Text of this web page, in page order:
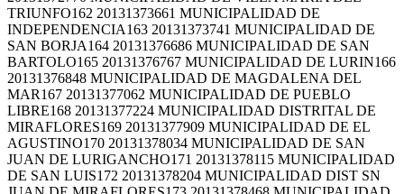
TRIUNFO162 20131373661 MUNICIPALIDAD DE
INDEPENDENCIA163 20131373741 MUNICIPALIDAD DE
SAN BORJA164 20131376686 MUNICIPALIDAD DE SAN
BARTOLO165 20131376767 MUNICIPALIDAD DE LURIN166
20131376848 MUNICIPALIDAD DE MAGDALENA DEL
MAR167 20131377062 MUNICIPALIDAD DE PUEBLO
LIBRE168 20131377224 MUNICIPALIDAD DISTRITAL DE
MIRAFLORES169 20131377909 MUNICIPALIDAD DE EL
AGUSTINO170 20131378034 MUNICIPALIDAD DE SAN
JUAN DE LURIGANCHO171 20131378115 MUNICIPALIDAD
DE SAN LUIS172 20131378204 MUNICIPALIDAD DIST SN